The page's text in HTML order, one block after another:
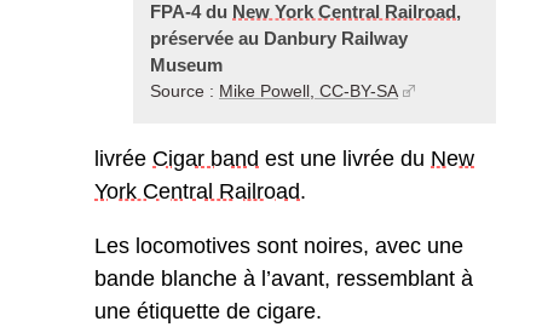
FPA-4 du New York Central Railroad,
préservée au Danbury Railway
Museum
Source : Mike Powell, CC-BY-SA
livrée Cigar band est une livrée du New
York Central Railroad.
Les locomotives sont noires, avec une
bande blanche à l’avant, ressemblant à
une étiquette de cigare.